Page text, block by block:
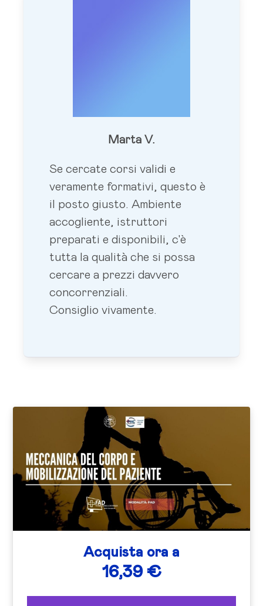
Marta V.
Se cercate corsi validi e
veramente formativi, questo è
il posto giusto. Ambiente
accogliente, istruttori
preparati e disponibili, c'è
tutta la qualità che si possa
cercare a prezzi davvero
concorrenziali.
Consiglio vivamente.
Acquista ora a
16,39 €